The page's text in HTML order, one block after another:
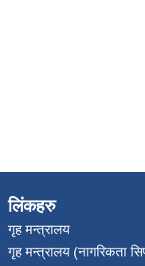
लिंकहरु
गृह मन्त्रालय
गृह मन्त्रालय (नागरिकता